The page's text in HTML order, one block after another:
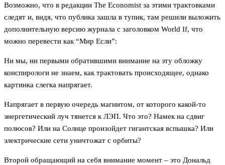
Возможно, что в редакции The Economist за этими трактовками
следят и, видя, что публика зашла в тупик, там решили выложить
дополнительную версию журнала с заголовком World If, что
можно перевести как “Мир Если”:
Ни мы, ни первыми обратившими внимание на эту обложку
конспирологи не знаем, как трактовать происходящее, однако
картинка слегка напрягает.
Напрягает в первую очередь магнитом, от которого какой-то
энергетический луч тянется к ЛЭП. Что это? Намек на сдвиг
полюсов? Или на Солнце произойдет гигантская вспышка? Или
электрические сети уничтожат с орбиты?
Второй обращающий на себя внимание момент – это Дональд